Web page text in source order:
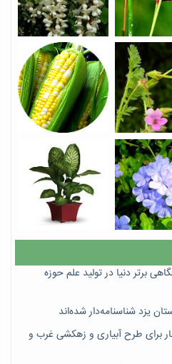
جمع ۳ مرکز دانشگاهی برتر دنیا در تولید علم حوزه
اعتبار برای طرح آبیاری و زهکشی غرب و